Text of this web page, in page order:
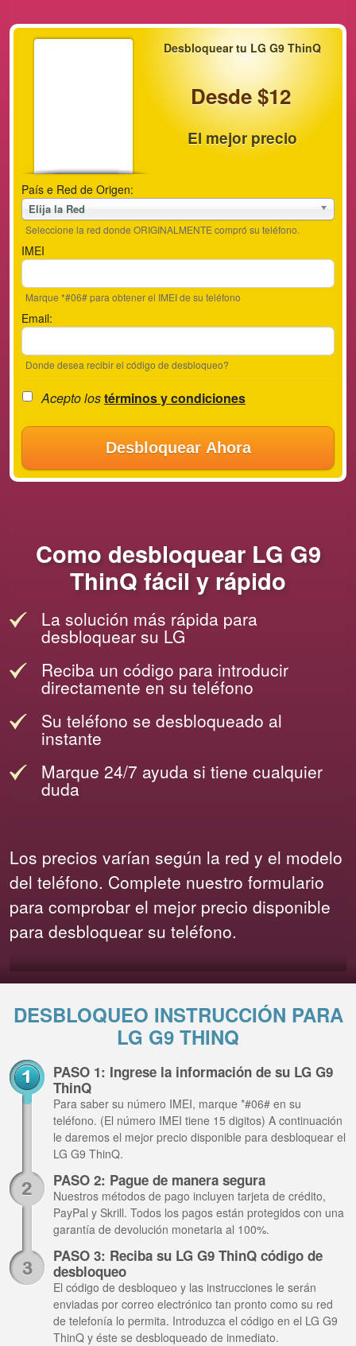
Desbloquear tu LG G9 ThinQ
Desde $12
El mejor precio
País e Red de Origen:
Elija la Red
Seleccione la red donde ORIGINALMENTE compró su teléfono.
IMEI
Marque *#06# para obtener el IMEI de su teléfono
Email:
Donde desea recibir el código de desbloqueo?
Acepto lostérminos y condiciones
Desbloquear Ahora
Como desbloquear LG G9
ThinQ fácil y rápido
La solución más rápida para
desbloquear su LG
Reciba un código para introducir
directamente en su teléfono
Su teléfono se desbloqueado al
instante
Marque 24/7 ayuda si tiene cualquier
duda
Los precios varían según la red y el modelo
del teléfono. Complete nuestro formulario
para comprobar el mejor precio disponible
para desbloquear su teléfono.
DESBLOQUEO INSTRUCCIÓN PARA
LG G9 THINQ
PASO 1: Ingrese la información de su LG G9
ThinQ
Para saber su número IMEI, marque *#06# en su
teléfono. (El número IMEI tiene 15 digitos) A continuación
le daremos el mejor precio disponible para desbloquear el
LG G9 ThinQ.
PASO 2: Pague de manera segura
Nuestros métodos de pago incluyen tarjeta de crédito,
PayPal y Skrill. Todos los pagos están protegidos con una
garantía de devolución monetaria al 100%.
PASO 3: Reciba su LG G9 ThinQ código de
desbloqueo
El código de desbloqueo y las instrucciones le serán
enviadas por correo electrónico tan pronto como su red
de telefonía lo permita. Introduzca el código en el LG G9
ThinQ y éste se desbloqueado de inmediato.